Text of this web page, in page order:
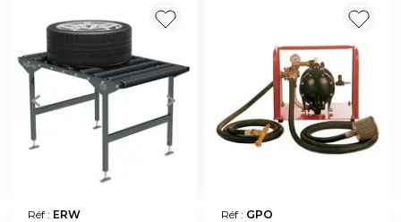
Réf : ERW Réf : GPO